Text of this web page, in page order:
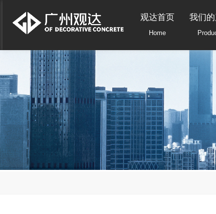
观达首页
Home
我们